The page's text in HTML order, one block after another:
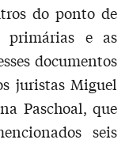
do ponto de
primárias e as
documentos
juristas Miguel
Paschoal, que
seis